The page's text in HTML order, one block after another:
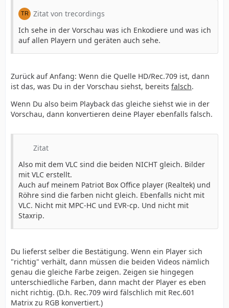
Zitat von trecordings
Ich sehe in der Vorschau was ich Enkodiere und was ich
auf allen Playern und geräten auch sehe.
Zurück auf Anfang: Wenn die Quelle HD/Rec.709 ist, dann
ist das, was Du in der Vorschau siehst, bereits falsch.
Wenn Du also beim Playback das gleiche siehst wie in der
Vorschau, dann konvertieren deine Player ebenfalls falsch.
Zitat
Also mit dem VLC sind die beiden NICHT gleich. Bilder
mit VLC erstellt.
Auch auf meinem Patriot Box Office player (Realtek) und
Röhre sind die farben nicht gleich. Ebenfalls nicht mit
VLC. Nicht mit MPC-HC und EVR-cp. Und nicht mit
Staxrip.
Du lieferst selber die Bestätigung. Wenn ein Player sich
"richtig" verhält, dann müssen die beiden Videos nämlich
genau die gleiche Farbe zeigen. Zeigen sie hingegen
unterschiedliche Farben, dann macht der Player es eben
nicht richtig. (D.h. Rec.709 wird fälschlich mit Rec.601
Matrix zu RGB konvertiert.)